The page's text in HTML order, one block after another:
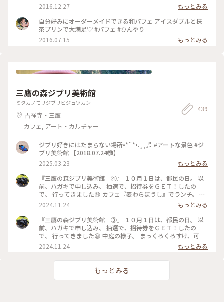
2016.12.27
もっとみる
自分好みにオーダーメイドできる和パフェ アイスダブルと抹
茶プリンで大満足♡ #パフェ #ひんやり
2016.07.15
もっとみる
三鷹の森ジブリ美術館
ミタカノモリジブリビジュツカン
吉祥寺・三鷹
カフェ, アート・カルチャー
439
ジブリ好きにはたまらない場所•*¨*•.¸¸♬︎ #アートな景色 #ジ
ブリ美術館 【2018.07.24📷】
2025.03.23
もっとみる
『三鷹の森ジブリ美術館 ④』 １０月１日は、都民の日。 以
前、ハガキで申し込み、 抽選で、招待券をＧＥＴ！したの
で、 行ってきました😆 カフェ『麦わらぼうし』でランチ。 コ
ロナ前はレストランでしだが、 コロナ後は、カフェになって
いて、 休憩所としても使えると、 スタッフの方が教えてくれ
ました。 頼んだのは、カツサンドとクリームソーダ‼️ そして、
デッキで販売していた、 風の谷のビールも🍺 前は２種類あり
ましたが、 今は、１種類のみのようでした。 そして、どんぐ
りカステラ😆 土日のみ実演販売していて、 今回は、都民の日
で、特別に実演販売したいました🥰 出来立てが食べれるの
森ジブリ美術館、 満喫です‼️‼️ 撮影日：１０月１日 カメラ📷：
NikonFE2 レンズ🔎：Ai Nikkor50㎜/f1.4 #秋の彩り#クラシカ
ルな街#私のことりっぷ旅#ことりっぷ東京#三鷹の森ジブリ美
2024.11.24
もっとみる
『三鷹の森ジブリ美術館 ③』 １０月１日は、都民の日。 以
前、ハガキで申し込み、 抽選で、招待券をＧＥＴ！したの
で、 行ってきました😆 中庭の様子。 まっくろくろすけ、可愛
かった🥰🥰 撮影日：１０月１日 カメラ📷：NikonFE2 レンズ
🔎：Ai Nikkor50㎜/f1.4 #秋の彩り#クラシカルな街#私のこと
りっぷ旅#ことりっぷ東京#三鷹の森ジブリ美術館#ジブリ#ト
トロ#フィルム#フィルムカメラ#フィルム写真#一眼レフカメ
ラ#nikonfe2#散歩フィルム
2024.11.24 もっとみる
もっとみる